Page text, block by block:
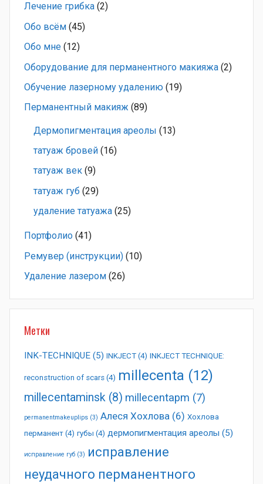
Лечение грибка (2)
Обо всём (45)
Обо мне (12)
Оборудование для перманентного макияжа (2)
Обучение лазерному удалению (19)
Перманентный макияж (89)
Дермопигментация ареолы (13)
татуаж бровей (16)
татуаж век (9)
татуаж губ (29)
удаление татуажа (25)
Портфолио (41)
Ремувер (инструкции) (10)
Удаление лазером (26)
Метки
INK-TECHNIQUE (5) INKJECT (4) INKJECT TECHNIQUE:
reconstruction of scars (4) millecenta (12)
millecentaminsk (8) millecentapm (7)
permanentmakeuplips (3) Алеся Хохлова (6) Хохлова
перманент (4) губы (4) дермопигментация ареолы (5)
исправление губ (3) исправление
неудачного перманентного